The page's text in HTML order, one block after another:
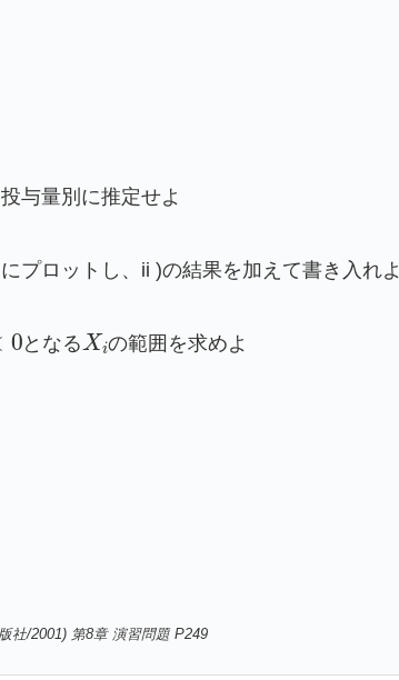
与量別に推定せよ
プロットし、ii )の結果を加えて書き入れよ
0 となる Xi の範囲を求めよ
社/2001) 第8章 演習問題 P249